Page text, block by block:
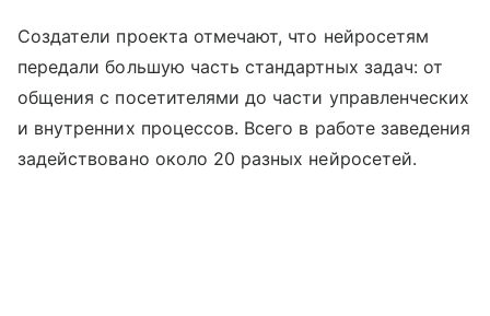
Создатели проекта отмечают, что нейросетям
передали большую часть стандартных задач: от
общения с посетителями до части управленческих
и внутренних процессов. Всего в работе заведения
задействовано около 20 разных нейросетей.